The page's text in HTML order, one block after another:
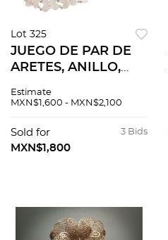
Lot 325
JUEGO DE PAR DE
ARETES, ANILLO,
PULSERA VINTAGE
Estimate
MXN$1,600 - MXN$2,100
3 Bids
Sold for
MXN$1,800